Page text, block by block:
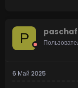
P
6 Май 2025